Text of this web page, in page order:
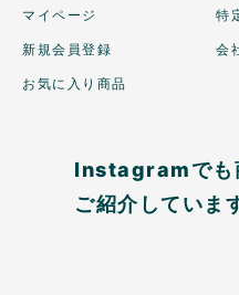
マイページ
新規会員登録
お気に入り商品
特
会
Instagramでも
ご紹介していま